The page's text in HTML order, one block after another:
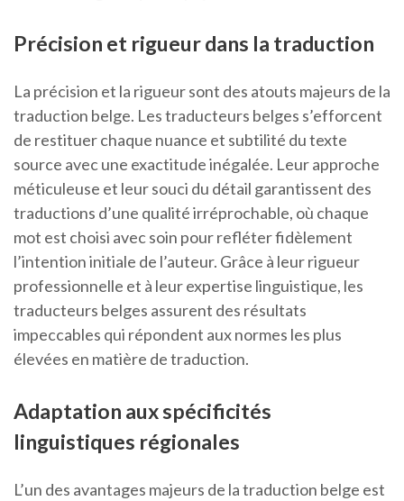
Précision et rigueur dans la traduction
La précision et la rigueur sont des atouts majeurs de la
traduction belge. Les traducteurs belges s’efforcent
de restituer chaque nuance et subtilité du texte
source avec une exactitude inégalée. Leur approche
méticuleuse et leur souci du détail garantissent des
traductions d’une qualité irréprochable, où chaque
mot est choisi avec soin pour refléter fidèlement
l’intention initiale de l’auteur. Grâce à leur rigueur
professionnelle et à leur expertise linguistique, les
traducteurs belges assurent des résultats
impeccables qui répondent aux normes les plus
élevées en matière de traduction.
Adaptation aux spécificités
linguistiques régionales
L’un des avantages majeurs de la traduction belge est